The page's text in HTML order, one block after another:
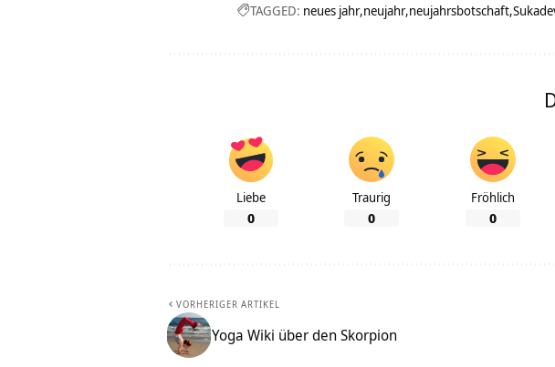
TAGGED: neues jahr neujahr neujahrsbotschaft
Liebe
0
Traurig
0
Fröhlich
0
VORHERIGER ARTIKEL
Yoga Wiki über den Skorpion